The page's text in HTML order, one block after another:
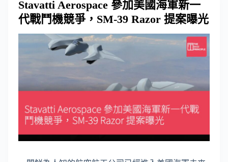
Stavatti Aerospace 參加美國海軍新一
代戰鬥機競爭，SM-39 Razor 提案曝光